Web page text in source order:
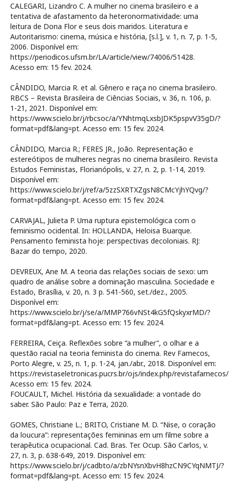
CALEGARI, Lizandro C. A mulher no cinema brasileiro e a
tentativa de afastamento da heteronormatividade: uma
leitura de Dona Flor e seus dois maridos. Literatura e
Autoritarismo: cinema, música e história, [s.l.], v. 1, n. 7, p. 1-5,
2006. Disponível em:
https://periodicos.ufsm.br/LA/article/view/74006/51428.
Acesso em: 15 fev. 2024.
CÂNDIDO, Marcia R. et al. Gênero e raça no cinema brasileiro.
RBCS – Revista Brasileira de Ciências Sociais, v. 36, n. 106, p.
1-21, 2021. Disponível em:
https://www.scielo.br/j/rbcsoc/a/YNhtmqLxsbJDK5pspvV35gD/?
format=pdf&lang=pt. Acesso em: 15 fev. 2024.
CÂNDIDO, Marcia R.; FERES JR., João. Representação e
estereótipos de mulheres negras no cinema brasileiro. Revista
Estudos Feministas, Florianópolis, v. 27, n. 2, p. 1-14, 2019.
Disponível em:
https://www.scielo.br/j/ref/a/5zzSXRTXZgsN8CMcYjhYQvg/?
format=pdf&lang=pt. Acesso em: 15 fev. 2024.
CARVAJAL, Julieta P. Uma ruptura epistemológica com o
feminismo ocidental. In: HOLLANDA, Heloisa Buarque.
Pensamento feminista hoje: perspectivas decoloniais. RJ:
Bazar do tempo, 2020.
DEVREUX, Ane M. A teoria das relações sociais de sexo: um
quadro de análise sobre a dominação masculina. Sociedade e
Estado, Brasília, v. 20, n. 3 p. 541-560, set./dez., 2005.
Disponível em:
https://www.scielo.br/j/se/a/MMP766vNSt4kG5fQskyxrMD/?
format=pdf&lang=pt. Acesso em: 15 fev. 2024.
FERREIRA, Ceiça. Reflexões sobre “a mulher”, o olhar e a
questão racial na teoria feminista do cinema. Rev Famecos,
Porto Alegre, v. 25, n. 1, p. 1-24, jan./abr., 2018. Disponível em:
https://revistaseletronicas.pucrs.br/ojs/index.php/
Acesso em: 15 fev. 2024.
FOUCAULT, Michel. História da sexualidade: a vontade do
saber. São Paulo: Paz e Terra, 2020.
GOMES, Christiane L.; BRITO, Cristiane M. D. “Nise, o coração
da loucura”: representações femininas em um filme sobre a
terapêutica ocupacional. Cad. Bras. Ter. Ocup. São Carlos, v.
27, n. 3, p. 638-649, 2019. Disponível em:
https://www.scielo.br/j/cadbto/a/zbNYsnXbvH8hzCN9CYqNMTJ/?
format=pdf&lang=pt. Acesso em: 15 fev. 2024.